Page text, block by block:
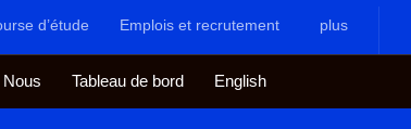
d’étude Emplois et recrutement plus
Tableau de bord English